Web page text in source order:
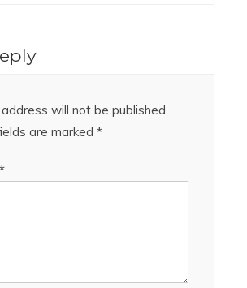
will not be published.
are marked *
*